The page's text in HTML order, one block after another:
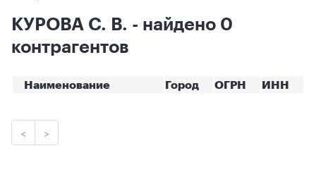
КУРОВА С. В. - найдено 0
контрагентов
Наименование Город ОГРН ИНН
< >